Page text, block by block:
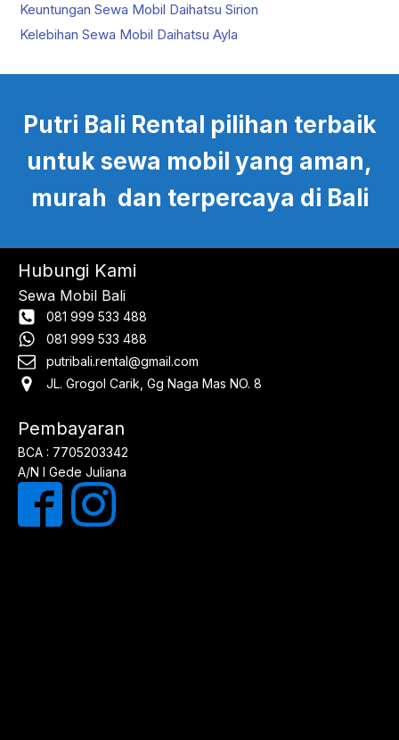
Keuntungan Sewa Mobil Daihatsu Sirion
Kelebihan Sewa Mobil Daihatsu Ayla
Putri Bali Rental pilihan terbaik
untuk sewa mobil yang aman,
murah dan terpercaya di Bali
Hubungi Kami
Sewa Mobil Bali
081 999 533 488
081 999 533 488
putribali.rental@gmail.com
JL. Grogol Carik, Gg Naga Mas NO. 8
Pembayaran
BCA : 7705203342
A/N I Gede Juliana